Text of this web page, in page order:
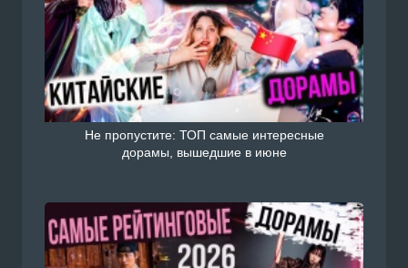
Не пропустите: ТОП самые интересные
дорамы, вышедшие в июне